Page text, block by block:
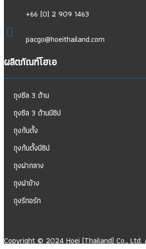
+66 (0) 2 909 1463
pacgo@hoeithailand.com
ผลิตภัณฑ์โฮเอ
ถุงซีล 3 ด้าน
ถุงซีล 3 ด้านมีซิป
ถุงก้นตั้ง
ถุงก้นตั้งมีซิป
ถุงฝากลาง
ถุงฝาข้าง
ถุงรีทอร์ท
Copyright © 2024 Hoei (Thailand) Co., Ltd.